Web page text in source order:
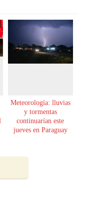
Meteorología: lluvias
y tormentas
continuarían este
jueves en Paraguay